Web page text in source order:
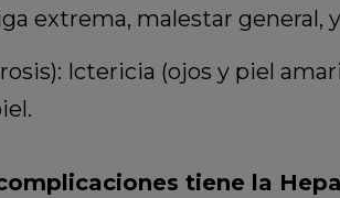
extrema, malestar general,
Ictericia (ojos y piel
tiene la